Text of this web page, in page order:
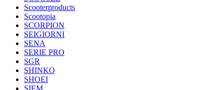
Scooterproducts
Scootopia
SCORPION
SEIGIORNI
SENA
SERIE PRO
SGR
SHINKO
SHOEI
SIEM